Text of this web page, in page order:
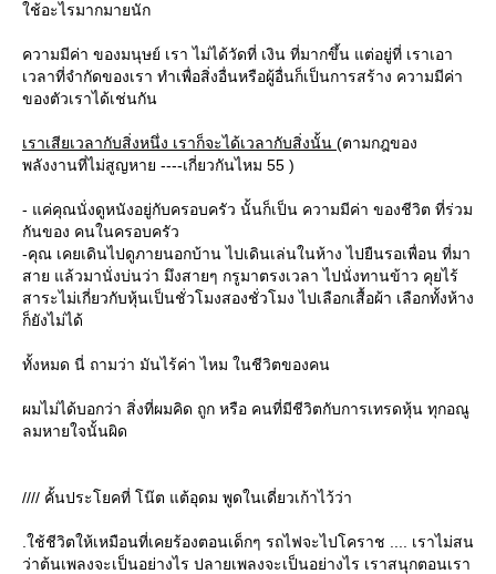
ช้อะไรมากมายนัก
ความมีค่า ของมนุษย์ เรา ไม่ได้วัดที่ เงิน ที่มากขึ้น แต่อยู่ที่ เราเอา
เวลาที่จำกัดของเรา ทำเพื่อสิ่งอื่นหรือผู้อื่นก็เป็นการสร้าง ความมีค่า
ของตัวเราได้เช่นกัน
เราเสียเวลากับสิ่งหนึ่ง เราก็จะได้เวลากับสิ่งนั้น (ตามกฎของ
พลังงานที่ไม่สูญหาย ----เกี่ยวกันไหม 55 )
- แค่คุณนั่งดูหนังอยู่กับครอบครัว นั้นก็เป็น ความมีค่า ของชีวิต ที่ร่วม
กันของ คนในครอบครัว
-คุณ เคยเดินไปดูภายนอกบ้าน ไปเดินเล่นในห้าง ไปยืนรอเพื่อน ที่มา
สาย แล้วมานั่งบ่นว่า มึงสายๆ กรูมาตรงเวลา ไปนั่งทานข้าว คุยไร้
สาระไม่เกี่ยวกับหุ้นเป็นชั่วโมงสองชั่วโมง ไปเลือกเสื้อผ้า เลือกทั้งห้าง
ก็ยังไม่ได้
ทั้งหมด นี่ ถามว่า มันไร้ค่า ไหม ในชีวิตของคน
ผมไม่ได้บอกว่า สิ่งที่ผมคิด ถูก หรือ คนที่มีชีวิตกับการเทรดหุ้น ทุกอณู
ลมหายใจนั้นผิด
//// คั้นประโยคที่ โน๊ต แต้อุดม พูดในเดี่ยวเก้าไว้ว่า
.ใช้ชีวิตให้เหมือนที่เคยร้องตอนเด็กๆ รถไฟจะไปโคราช .... เราไม่สน
ว่าต้นเพลงจะเป็นอย่างไร ปลายเพลงจะเป็นอย่างไร เราสนุกตอนเรา